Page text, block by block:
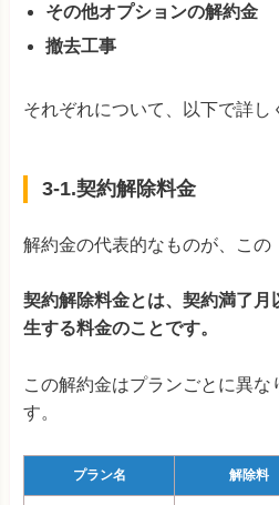
その他オプションの解約金
撤去工事
それぞれについて、以下で詳し
3-1.契約解除料金
解約金の代表的なものが、この
契約解除料金とは、契約満了月
生する料金のことです。
この解約金はプランごとに異な
す。
プラン名 解除料